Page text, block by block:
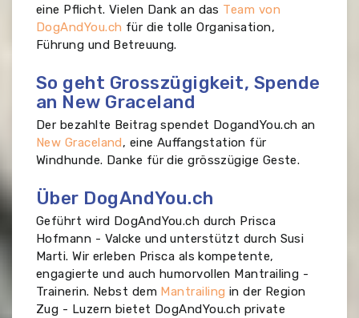
eine Pflicht. Vielen Dank an das Team von
DogAndYou.ch für die tolle Organisation,
Führung und Betreuung.
So geht Grosszügigkeit, Spende
an New Graceland
Der bezahlte Beitrag spendet DogandYou.ch an
New Graceland, eine Auffangstation für
Windhunde. Danke für die grösszügige Geste.
Über DogAndYou.ch
Geführt wird DogAndYou.ch durch Prisca
Hofmann - Valcke und unterstützt durch Susi
Marti. Wir erleben Prisca als kompetente,
engagierte und auch humorvollen Mantrailing -
Trainerin. Nebst dem Mantrailing in der Region
Zug - Luzern bietet DogAndYou.ch private